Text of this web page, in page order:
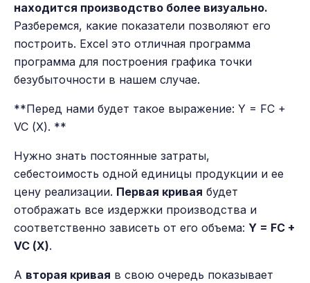
находится производство более визуально.
Разберемся, какие показатели позволяют его
построить. Еxcel это отличная программа
программа для построения графика точки
безубыточности в нашем случае.
**Перед нами будет такое выражение: Y = FC +
VC (Х). **
Нужно знать постоянные затраты,
себестоимость одной единицы продукции и ее
цену реализации. Первая кривая будет
отображать все издержки производства и
соответственно зависеть от его объема: Y = FC +
VC (Х).
А вторая кривая в свою очередь показывает